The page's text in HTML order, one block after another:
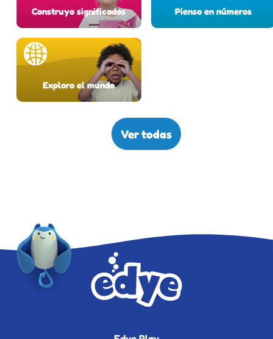
Construyo significados Pienso en números
Exploro el mundo
Ver todas